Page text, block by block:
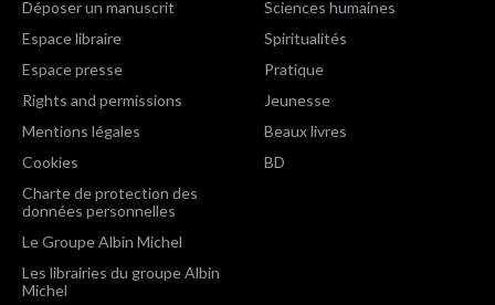
Déposer un manuscrit
Espace libraire
Espace presse
Rights and permissions
Mentions légales
Cookies
Charte de protection des
données personnelles
Le Groupe Albin Michel
Les librairies du groupe Albin
Michel
Sciences humaines
Spiritualités
Pratique
Jeunesse
Beaux livres
BD